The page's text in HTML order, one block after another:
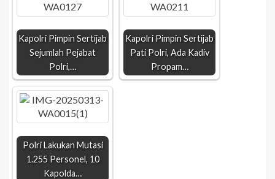
Kapolri Pimpin Sertijab
Sejumlah Pejabat
Polri,…
Kapolri Pimpin Sertijab
Pati Polri, Ada Kadiv
Propam…
Polri Lakukan Mutasi
1.255 Personel, 10
Kapolda…